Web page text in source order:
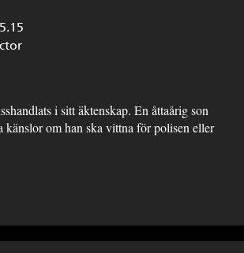
i sitt äktenskap. En åttaårig son
känslor om han ska vittna för polisen eller